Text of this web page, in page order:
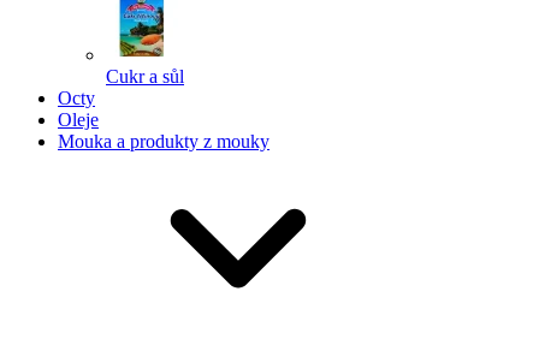
Cukr a sůl
Octy
Oleje
Mouka a produkty z mouky